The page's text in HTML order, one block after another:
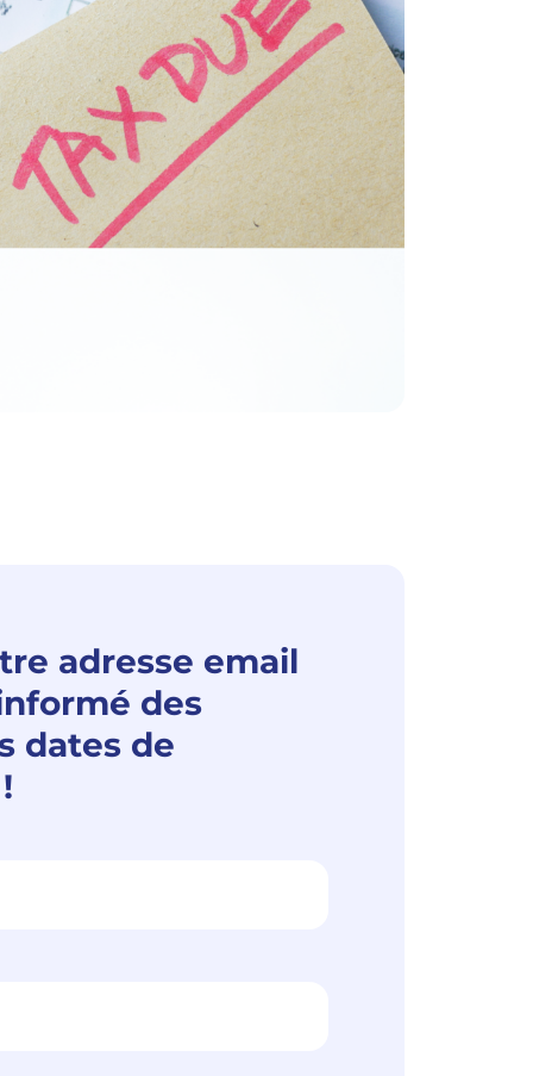
adresse email
des
dates de